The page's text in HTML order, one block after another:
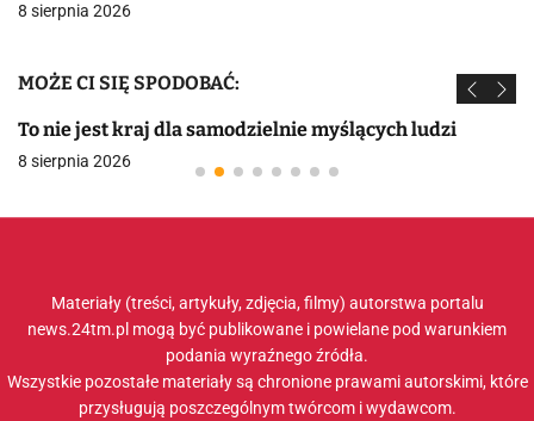
8 sierpnia 2026
MOŻE CI SIĘ SPODOBAĆ:
To nie jest kraj dla samodzielnie myślących ludzi
8 sierpnia 2026
Materiały (treści, artykuły, zdjęcia, filmy) autorstwa portalu
news.24tm.pl mogą być publikowane i powielane pod warunkiem
podania wyraźnego źródła.
Wszystkie pozostałe materiały są chronione prawami autorskimi, które
przysługują poszczególnym twórcom i wydawcom.